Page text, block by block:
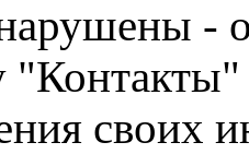
-
"Контакты"
своих